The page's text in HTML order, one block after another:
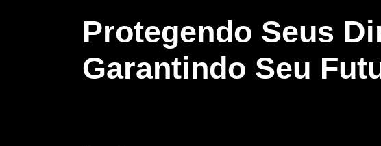
Protegendo Seus
Garantindo Seu